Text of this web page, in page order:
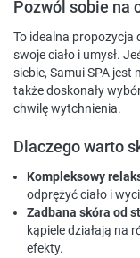
Pozwól sobie na
To idealna propozycja
swoje ciało i umysł.
siebie, Samui SPA jest
także doskonały
chwilę wytchnienia.
Dlaczego warto
Kompleksowy
odprężyć ciało i
Zadbana skóra od
kąpiele działają na
efekty.